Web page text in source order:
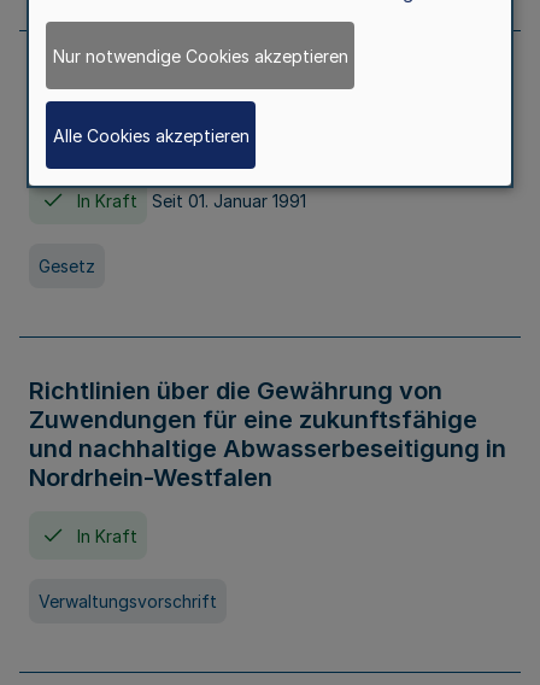
Erstes Gesetz zur Ausführung des
Kinder- und Jugendhilfegesetzes - AG -
KJHG -
In Kraft Seit 01. Januar 1991
Gesetz
Richtlinien über die Gewährung von
Zuwendungen für eine zukunftsfähige
und nachhaltige Abwasserbeseitigung in
Nordrhein-Westfalen
In Kraft
Verwaltungsvorschrift
Nur notwendige Cookies akzeptieren
Alle Cookies akzeptieren